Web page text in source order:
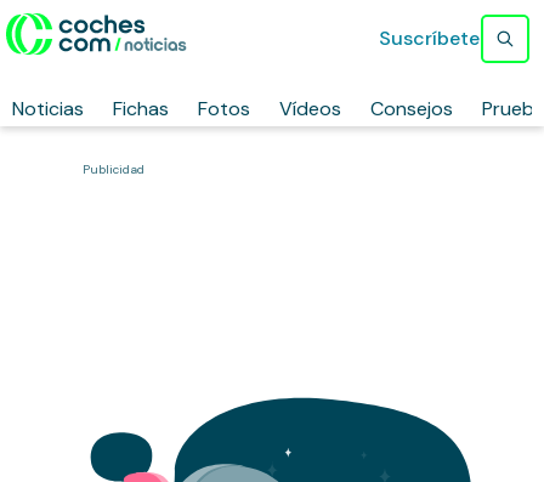
Noticias Fichas Fotos Vídeos Consejos
Suscríbete
Publicidad